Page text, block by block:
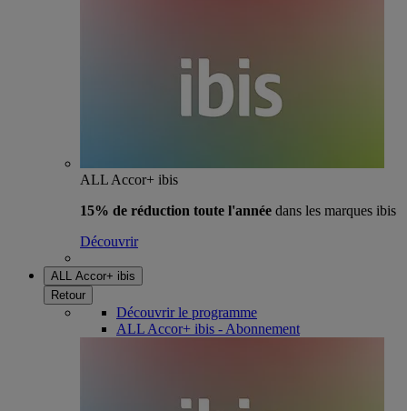
ALL Accor+ ibis
15% de réduction toute l'année dans les marques ibis
Découvrir
ALL Accor+ ibis
Retour
Découvrir le programme
ALL Accor+ ibis - Abonnement